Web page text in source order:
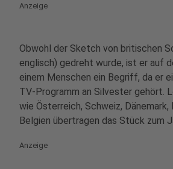
Anzeige
Obwohl der Sketch von britischen
englisch) gedreht wurde, ist er auf
einem Menschen ein Begriff, da er
TV-Programm an Silvester gehört.
wie Österreich, Schweiz, Dänemark,
Belgien übertragen das Stück zum
Anzeige